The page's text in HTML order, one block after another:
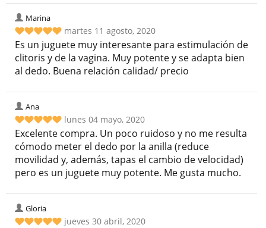
Marina
martes 11 agosto, 2020
Es un juguete muy interesante para estimulación de
clitoris y de la vagina. Muy potente y se adapta bien
al dedo. Buena relación calidad/ precio
Ana
lunes 04 mayo, 2020
Excelente compra. Un poco ruidoso y no me resulta
cómodo meter el dedo por la anilla (reduce
movilidad y, además, tapas el cambio de velocidad)
pero es un juguete muy potente. Me gusta mucho.
Gloria
jueves 30 abril, 2020